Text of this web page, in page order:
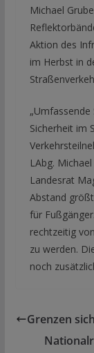
Michael
Aktion des
im Herbst in
Sicherheit im
LAbg.
Landesrat
Abstand
für
rechtzeitig
zu werden.
noch
Grenzen